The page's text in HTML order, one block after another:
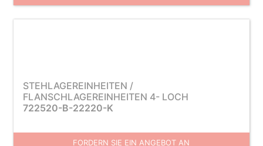
STEHLAGEREINHEITEN /
FLANSCHLAGEREINHEITEN 4- LOCH
722520-B-22220-K
FORDERN SIE EIN ANGEBOT AN